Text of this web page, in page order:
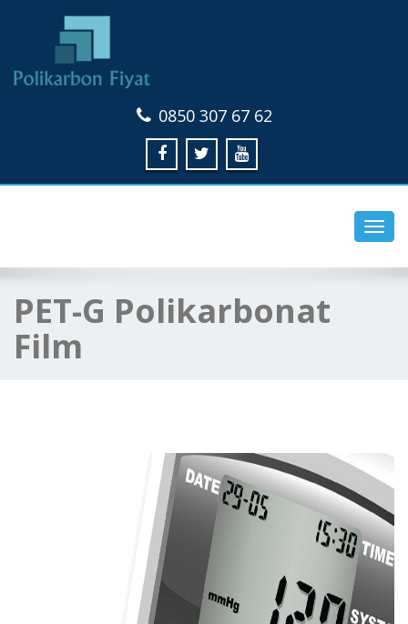
0850 307 67 62
PET-G Polikarbonat
Film